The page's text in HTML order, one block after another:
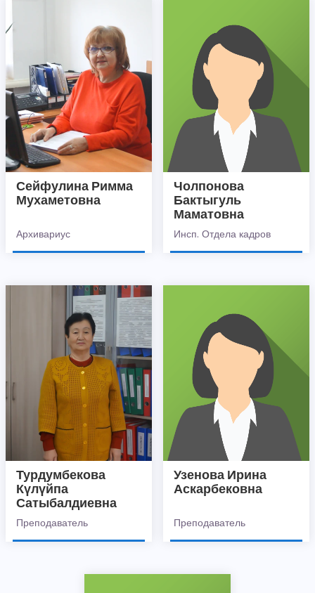
Сейфулина Римма
Мухаметовна
Архивариус
Чолпонова
Бактыгуль
Маматовна
Инсп. Отдела кадров
Турдумбекова
Күлүйпа
Сатыбалдиевна
Преподаватель
Узенова Ирина
Аскарбековна
Преподаватель